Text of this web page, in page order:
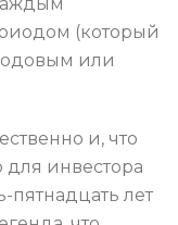
(который
или
и, что
для инвестора
пятнадцать лет